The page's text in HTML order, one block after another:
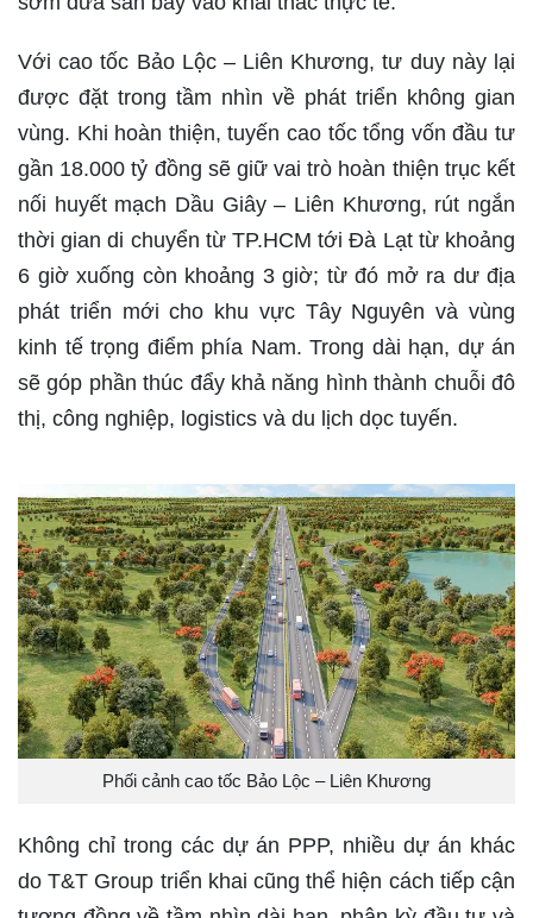
Với cao tốc Bảo Lộc – Liên Khương, tư duy này lại
được đặt trong tầm nhìn về phát triển không gian
vùng. Khi hoàn thiện, tuyến cao tốc tổng vốn đầu tư
gần 18.000 tỷ đồng sẽ giữ vai trò hoàn thiện trục kết
nối huyết mạch Dầu Giây – Liên Khương, rút ngắn
thời gian di chuyển từ TP.HCM tới Đà Lạt từ khoảng
6 giờ xuống còn khoảng 3 giờ; từ đó mở ra dư địa
phát triển mới cho khu vực Tây Nguyên và vùng
kinh tế trọng điểm phía Nam. Trong dài hạn, dự án
sẽ góp phần thúc đẩy khả năng hình thành chuỗi đô
thị, công nghiệp, logistics và du lịch dọc tuyến.
Phối cảnh cao tốc Bảo Lộc – Liên Khương
Không chỉ trong các dự án PPP, nhiều dự án khác
do T&T Group triển khai cũng thể hiện cách tiếp cận